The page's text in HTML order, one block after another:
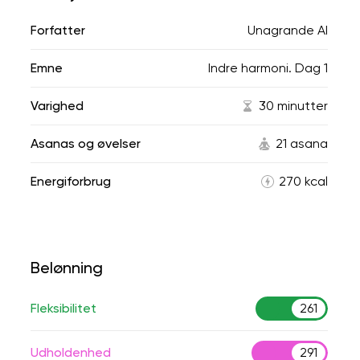
Forfatter Unagrande AI
Emne Indre harmoni. Dag 1
Varighed 30 minutter
Asanas og øvelser 21 asana
Energiforbrug 270 kcal
Belønning
Fleksibilitet 261
Udholdenhed 291